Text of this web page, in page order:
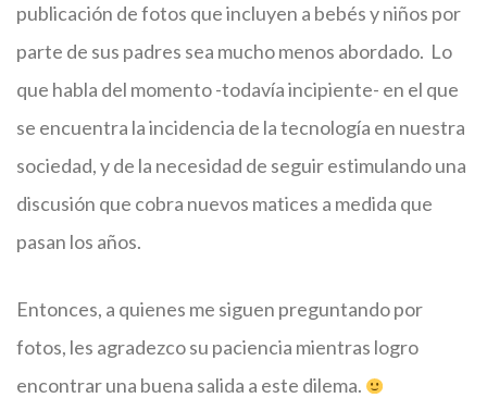
publicación de fotos que incluyen a bebés y niños por
parte de sus padres sea mucho menos abordado. Lo
que habla del momento -todavía incipiente- en el que
se encuentra la incidencia de la tecnología en nuestra
sociedad, y de la necesidad de seguir estimulando una
discusión que cobra nuevos matices a medida que
pasan los años.
Entonces, a quienes me siguen preguntando por
fotos, les agradezco su paciencia mientras logro
encontrar una buena salida a este dilema.